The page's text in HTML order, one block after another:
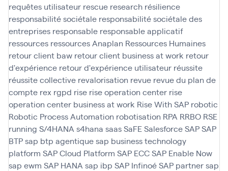
requêtes utilisateur rescue research résilience
responsabilité sociétale responsabilité sociétale des
entreprises responsable responsable applicatif
ressources ressources Anaplan Ressources Humaines
retour client baw retour client business at work retour
d'expérience retour d'expérience utilisateur réussite
réussite collective revalorisation revue revue du plan de
compte rex rgpd rise rise operation center rise
operation center business at work Rise With SAP robotic
Robotic Process Automation robotisation RPA RRBO RSE
running S/4HANA s4hana saasSaFESalesforceSAPSAP
BTPsap btp agentiquesap business technology
platform SAP Cloud Platform SAP ECCSAP Enable Now
sap ewm SAP HANA sap ibp SAP InfinoéSAP partnersap